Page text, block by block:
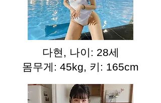
다현, 나이: 28세
몸무게: 45kg, 키: 165cm